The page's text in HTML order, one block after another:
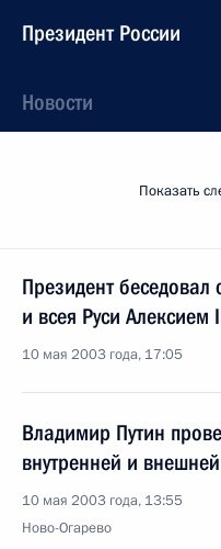
Президент России
Новости
Показать
Президент
и всея Руси Алексием
10 мая 2003 года, 17:05
Владимир Путин
внутренней и
10 мая 2003 года, 13:55
Ново-Огарево